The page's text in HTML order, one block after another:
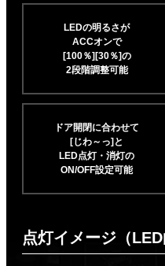
LEDの明るさが
ACCオンで
[100％][30％]の
2段階調整可能
ドア開閉に合わせて
[じわ～っ]と
LED点灯・消灯の
ON/OFF設定可能
点灯イメージ（LED